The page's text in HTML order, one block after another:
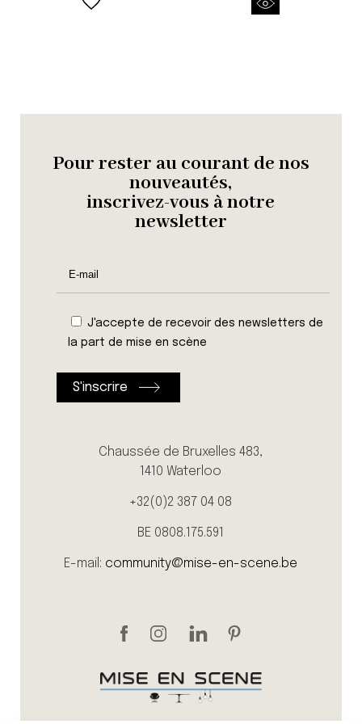
Pour rester au courant de nos
nouveautés,
inscrivez-vous à notre
newsletter
J'accepte de recevoir des newsletters de
la part de mise en scène
Chaussée de Bruxelles 483,
1410 Waterloo
+32(0)2 387 04 08
BE 0808.175.591
E-mail: community@mise-en-scene.be